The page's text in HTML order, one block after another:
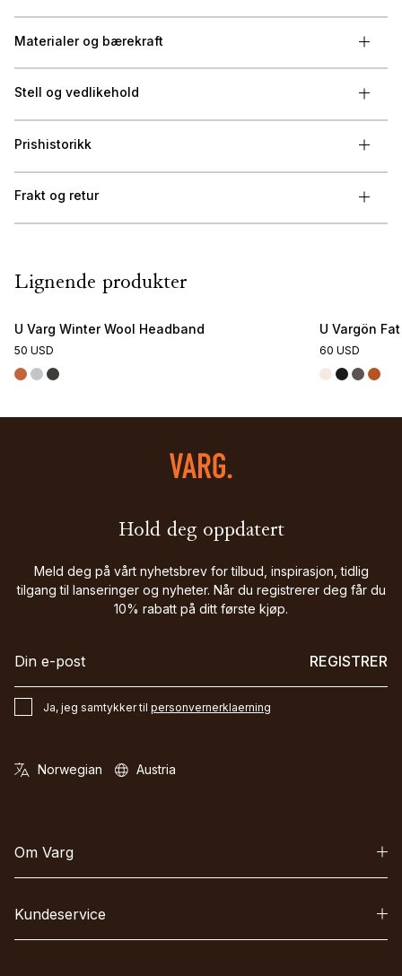
Materialer og bærekraft
Stell og vedlikehold
Prishistorikk
Frakt og retur
Lignende produkter
U Varg Winter Wool Headband
50 USD
U Vargön
60 USD
Hold deg oppdatert
Meld deg på vårt nyhetsbrev for tilbud, inspirasjon, tidlig
tilgang til lanseringer og nyheter. Når du registrerer deg får du
10% rabatt på ditt første kjøp.
REGISTRER
Ja, jeg samtykker til personvernerklaerning
Om Varg
Kundeservice